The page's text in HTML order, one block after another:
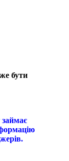
бути
займає